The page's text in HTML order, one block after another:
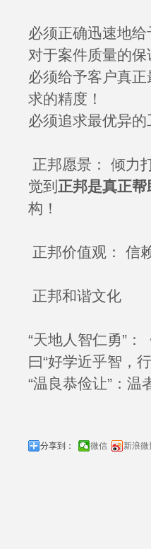
必须正确迅速地
对于案件质量的保
必须给予客户真
求的精度！
必须追求最优异
正邦愿景： 倾力
觉到 正邦是真正帮
构！
正邦价值观： 信
正邦和谐文化
“天地人智仁勇”：
曰“好学近乎智，
“温良恭俭让”：
分享到： 微信 新浪微